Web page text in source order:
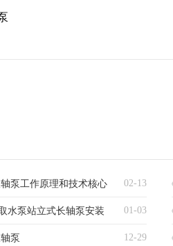
02-13
泵工作原理和技术核心
01-03
水泵站立式长轴泵安装
12-29
泵